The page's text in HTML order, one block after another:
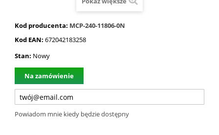
Kod producenta: MCP-240-11806-0N
Kod EAN: 672042183258
Stan: Nowy
Na zamówienie
Powiadom mnie kiedy będzie dostępny